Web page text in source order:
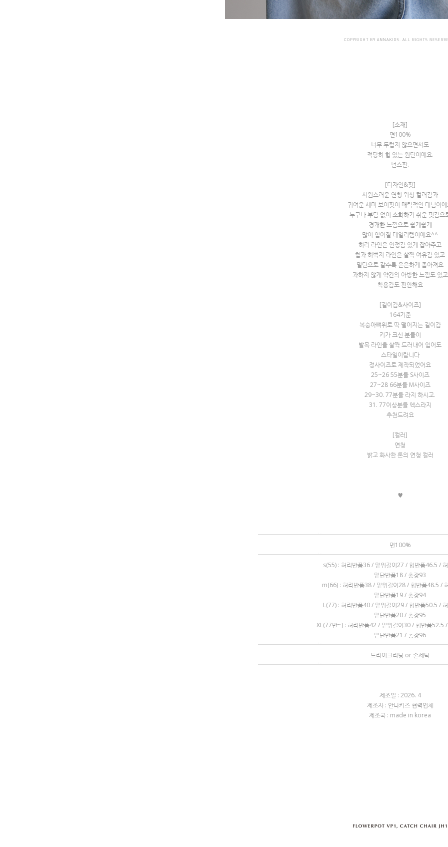
[소재]
면100%
너무 두텁지 않으면서도
적당히 힘 있는 원단이에요.
넌스판.
[디자인&핏]
시원스러운 연청 워싱 컬러감과
귀여운 세미 보이핏이 매력적인 데님이
누구나 부담 없이 소화하기 쉬운 핏감으
경쾌한 느낌으로 쉽게쉽게
많이 입어질 데일리템이에요^^
허리 라인은 안정감 있게 잡아주고
힙과 허벅지 라인은 살짝 여유감 있고
밑단으로 갈수록 은은하게 좁아져요
과하지 않게 약간의 아방한 느낌도 있고
착용감도 편안해요
[길이감&사이즈]
164기준
복숭아뼈위로 딱 떨어지는 길이감
키가 크신 분들이
발목 라인을 살짝 드러내어 입어도
스타일이랍니다
정사이즈로 제작되었어요
25~26 55분들 S사이즈
27~28 66분들 M사이즈
29~30. 77분들 라지 하시고.
31. 77이상분들 엑스라지
추천드려요
[컬러]
연청
밝고 화사한 톤의 연청 컬러
♥
면100%
s(55) : 허리반품36 / 밑위길이27 / 힙반품46.5 /
밑단반품18 / 총장93
m(66) : 허리반품38 / 밑위길이28 / 힙반품48.5 /
밑단반품19 / 총장94
L(77) : 허리반품40 / 밑위길이29 / 힙반품50.5 /
밑단반품20 / 총장95
XL(77반~) : 허리반품42 / 밑위길이30 / 힙반품52.5
밑단반품21 / 총장96
드라이크리닝 or 손세탁
제조일 : 2026. 4
제조자 : 안나키즈 협력업체
제조국 : made in korea